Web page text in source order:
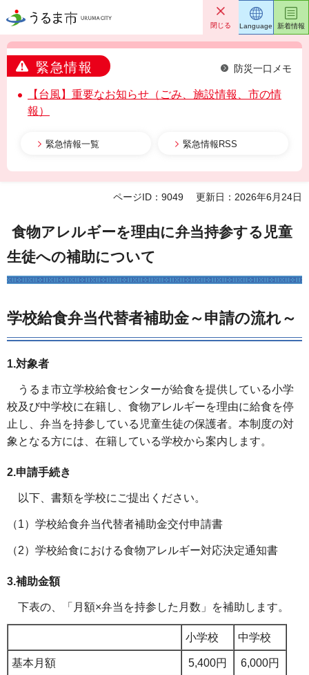
うるま市 閉じる
緊急情報 防災一口メモ
【台風】重要なお知らせ（ごみ、施設情報、市の情
報）
緊急情報一覧 緊急情報RSS
Language 新着情報
ページID：9049 更新日：2026年6月24日
食物アレルギーを理由に弁当持参する児童
生徒への補助について
学校給食弁当代替者補助金～申請の流れ～
1.対象者
うるま市立学校給食センターが給食を提供している小学
校及び中学校に在籍し、食物アレルギーを理由に給食を停
止し、弁当を持参している児童生徒の保護者。本制度の対
象となる方には、在籍している学校から案内します。
2.申請手続き
以下、書類を学校にご提出ください。
（1）学校給食弁当代替者補助金交付申請書
（2）学校給食における食物アレルギー対応決定通知書
3.補助金額
下表の、「月額×弁当を持参した月数」を補助します。
小学校 中学校
基本月額 5,400円 6,000円